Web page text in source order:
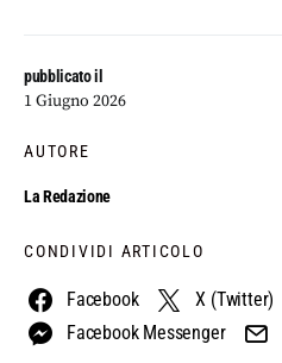
pubblicato il
1 Giugno 2026
AUTORE
La Redazione
CONDIVIDI ARTICOLO
Facebook X (Twitter)
Facebook Messenger